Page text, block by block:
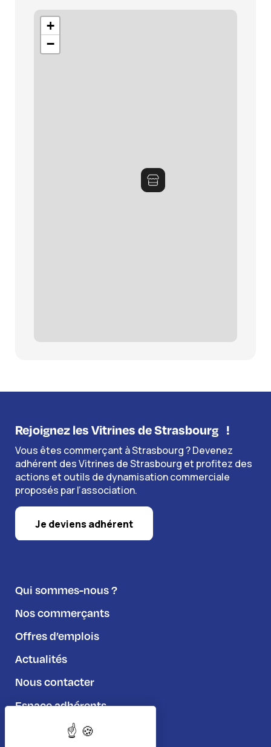
+
−
Rejoignez les Vitrines de Strasbourg !
Vous êtes commerçant à Strasbourg ? Devenez
adhérent des Vitrines de Strasbourg et profitez des
actions et outils de dynamisation commerciale
proposés par l’association.
Je deviens adhérent
Qui sommes-nous ?
Nos commerçants
Offres d’emplois
Actualités
Nous contacter
Espace adhérents
Règlement du jeu